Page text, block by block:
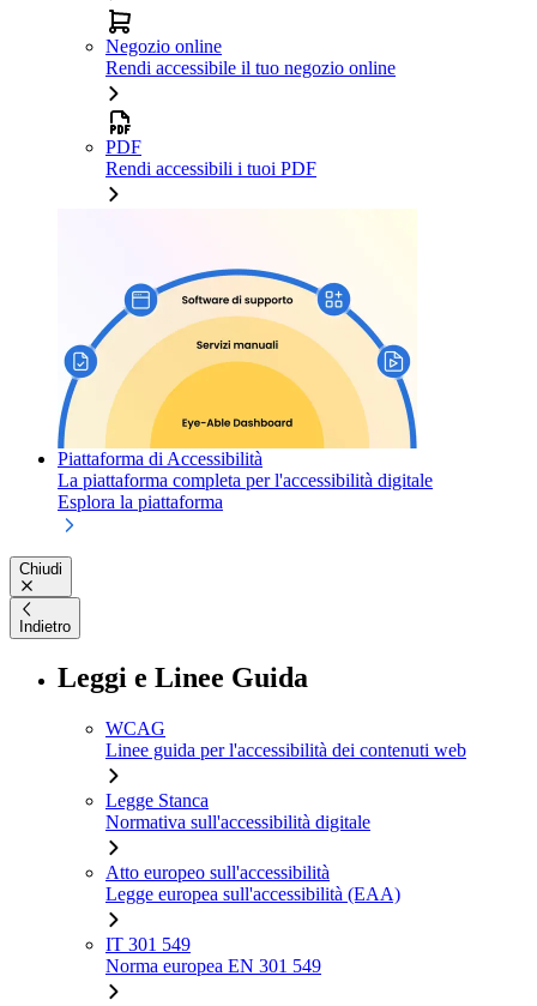
Negozio online
Rendi accessibile il tuo negozio online
PDF
Rendi accessibili i tuoi PDF
Piattaforma di Accessibilità
La piattaforma completa per l'accessibilità digitale
Esplora la piattaforma
Chiudi
Indietro
Leggi e Linee Guida
WCAG
Linee guida per l'accessibilità dei contenuti web
Legge Stanca
Normativa sull'accessibilità digitale
Atto europeo sull'accessibilità
Legge europea sull'accessibilità (EAA)
IT 301 549
Norma europea EN 301 549